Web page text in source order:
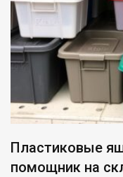
Пластиковые
помощник на